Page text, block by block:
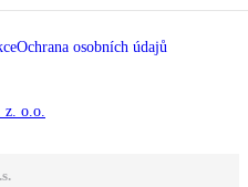
Ochrana osobních údajů
z. o.o.